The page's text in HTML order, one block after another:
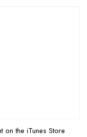
on the iTunes Store